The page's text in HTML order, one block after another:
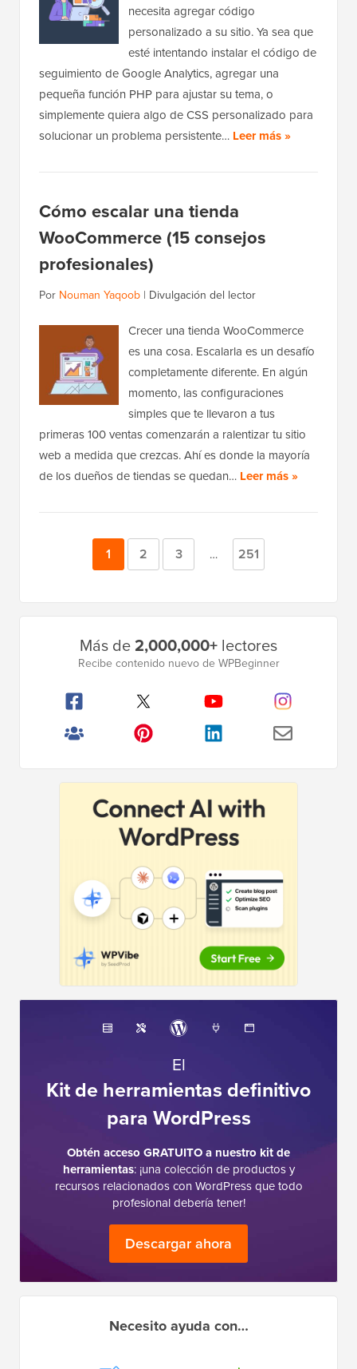
necesita agregar código
personalizado a su sitio. Ya sea que
esté intentando instalar el código de
seguimiento de Google Analytics, agregar una
pequeña función PHP para ajustar su tema, o
simplemente quiera algo de CSS personalizado para
solucionar un problema persistente… Leer más »
Cómo escalar una tienda
WooCommerce (15 consejos
profesionales)
Por Nouman Yaqoob | Divulgación del lector
Crecer una tienda WooCommerce
es una cosa. Escalarla es un desafío
completamente diferente. En algún
momento, las configuraciones
simples que te llevaron a tus
primeras 100 ventas comenzarán a ralentizar tu sitio
web a medida que crezcas. Ahí es donde la mayoría
de los dueños de tiendas se quedan… Leer más »
Página
1 Página
2 Página
3
Páginas
provisionales
… Página
251
Más de2,000,000+ lectores
Recibe contenido nuevo de WPBeginner
El
Kit de herramientas definitivo
para WordPress
Obtén acceso GRATUITO a nuestro kit de
herramientas: ¡una colección de productos y
recursos relacionados con WordPress que todo
profesional debería tener!
Descargar ahora
Necesito ayuda con…